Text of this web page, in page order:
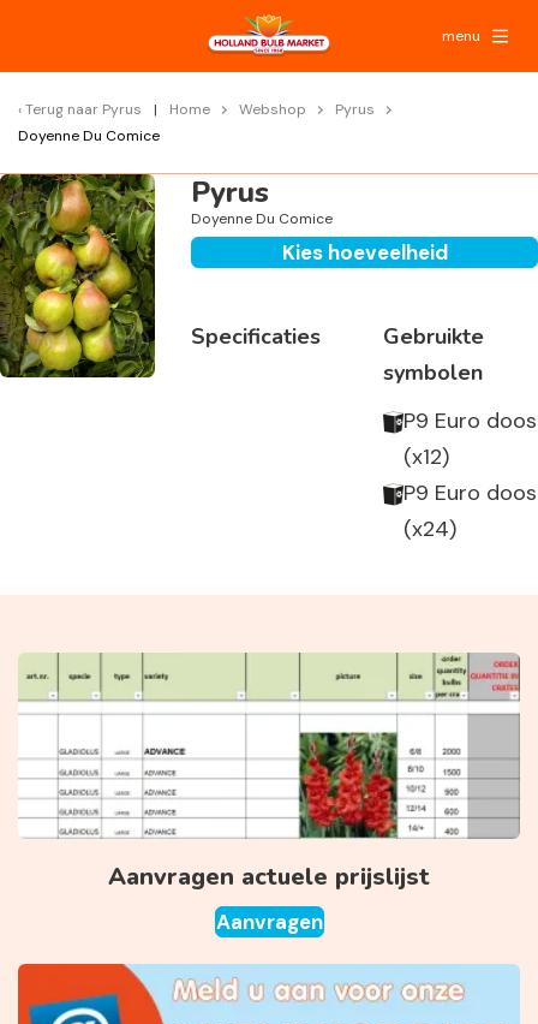
menu
Terug naar Pyrus Home Webshop
Pyrus
Doyenne Du Comice
Pyrus
Doyenne Du Comice
Kies hoeveelheid
Specificaties
Gebruikte
symbolen
P9 Euro doos
(x12)
P9 Euro doos
(x24)
Aanvragen actuele prijslijst
Aanvragen